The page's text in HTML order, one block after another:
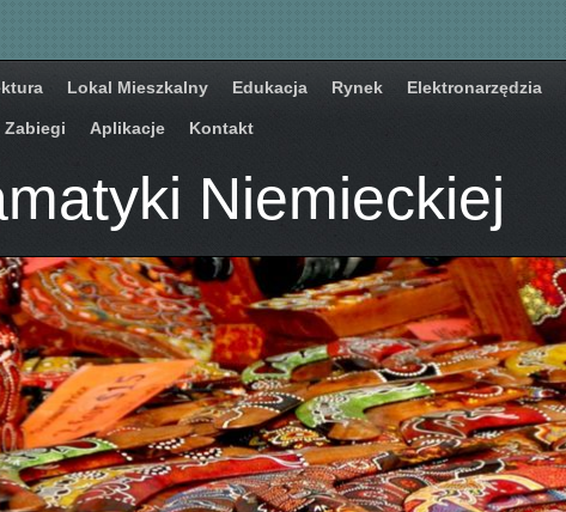
Lokal Mieszkalny Edukacja Rynek Elektronarzędzia
Zabiegi Aplikacje Kontakt
Niemieckiej